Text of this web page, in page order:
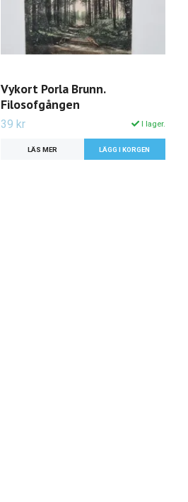
Vykort Porla Brunn.
Filosofgången
39 kr I lager.
LÄS MER